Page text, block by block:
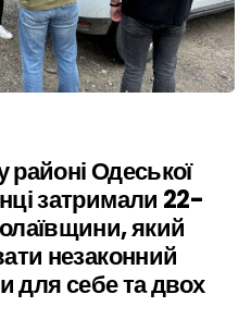
Одеської
затримали 22-
який
незаконний
для себе та двох